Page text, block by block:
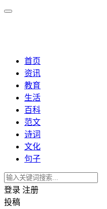
首页
资讯
教育
生活
百科
范文
诗词
文化
句子
登录 注册
投稿